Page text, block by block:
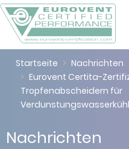
Startseite
Nachrichten
Eurovent Certita-
Tropfenabscheidern für
Nachrichten